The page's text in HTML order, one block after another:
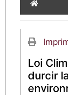
Home
Loi
durcir